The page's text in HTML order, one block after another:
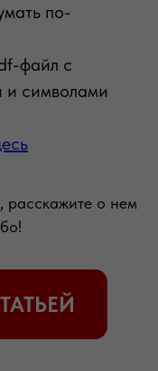
по-
файл с
символами
расскажите о нем